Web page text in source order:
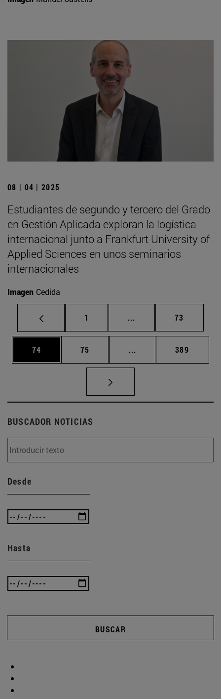
08 | 04 | 2025
Estudiantes de segundo y tercero del Grado
en Gestión Aplicada exploran la logística
internacional junto a Frankfurt University of
Applied Sciences en unos seminarios
internacionales
Imagen Cedida
Página
1 ... Páginas intermedias
Página
73
Página
74 Página
75 ... Páginas intermedias
Página
389
BUSCADOR NOTICIAS
Desde
Hasta
BUSCAR